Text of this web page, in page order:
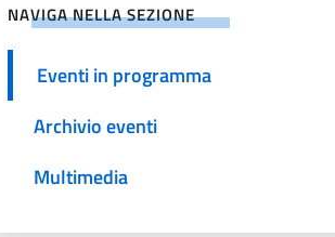
NAVIGA NELLA SEZIONE
Eventi in programma
Archivio eventi
Multimedia